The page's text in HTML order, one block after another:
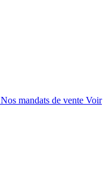
Nos mandats de vente Voir